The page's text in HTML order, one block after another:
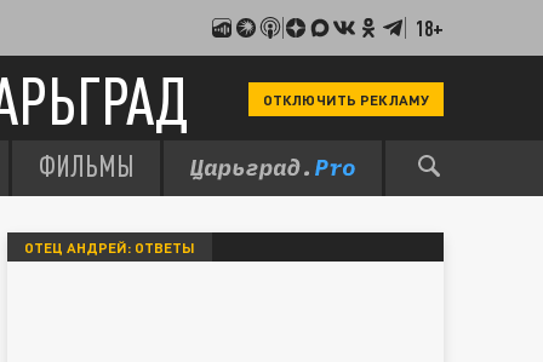
18+
ОТКЛЮЧИТЬ РЕКЛАМУ
ФИЛЬМЫ
ОТЕЦ АНДРЕЙ: ОТВЕТЫ